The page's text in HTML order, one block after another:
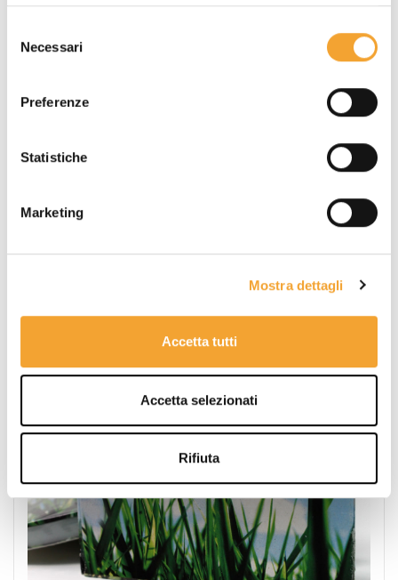
delNecessari
Preferenze
Statistiche
Marketing
Mostra dettagli
Accetta tutti
Accetta selezionati
Rifiuta
g/mqad alto spessore stampata in bianca e
volta completamente patinata, che incastona e